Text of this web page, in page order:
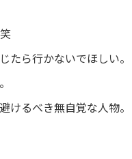
たら行かないでほしい。
けるべき無自覚な人物。